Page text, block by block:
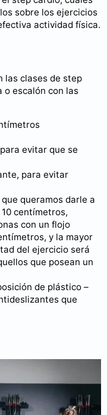
sobre los ejercicios
actividad física.
las clases de step
o escalón con las
evitar que se
para evitar
queramos darle a
centímetros,
con un flojo
y la mayor
del ejercicio será
que posean un
de plástico –
que